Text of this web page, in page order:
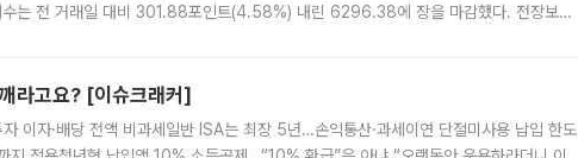
수는 전 거래일 대비 301.88포인트(4.58%) 내린 6296.38에 장을 마감했다. 전장보다
라고요? [이슈크래커]
이자·배당 전액 비과세일반 ISA는 최장 5년…손익통산·과세이연 단절미사용 납입 한도